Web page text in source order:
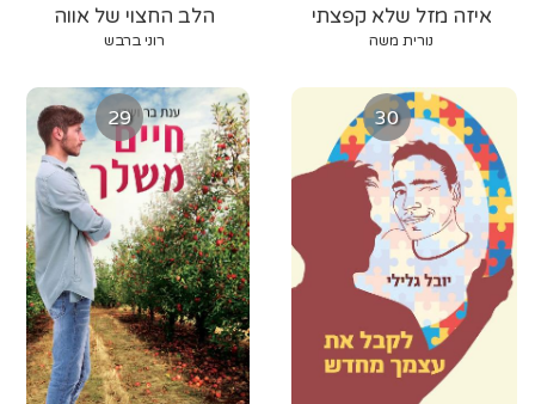
הלב החצוי של אווה
רוני ברבש
איזה מזל שלא קפצתי
נורית משה
29 30